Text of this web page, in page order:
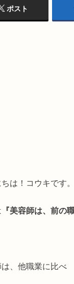
ポスト
は！コウキです。
『美容師は、前の
、他職業に比べ